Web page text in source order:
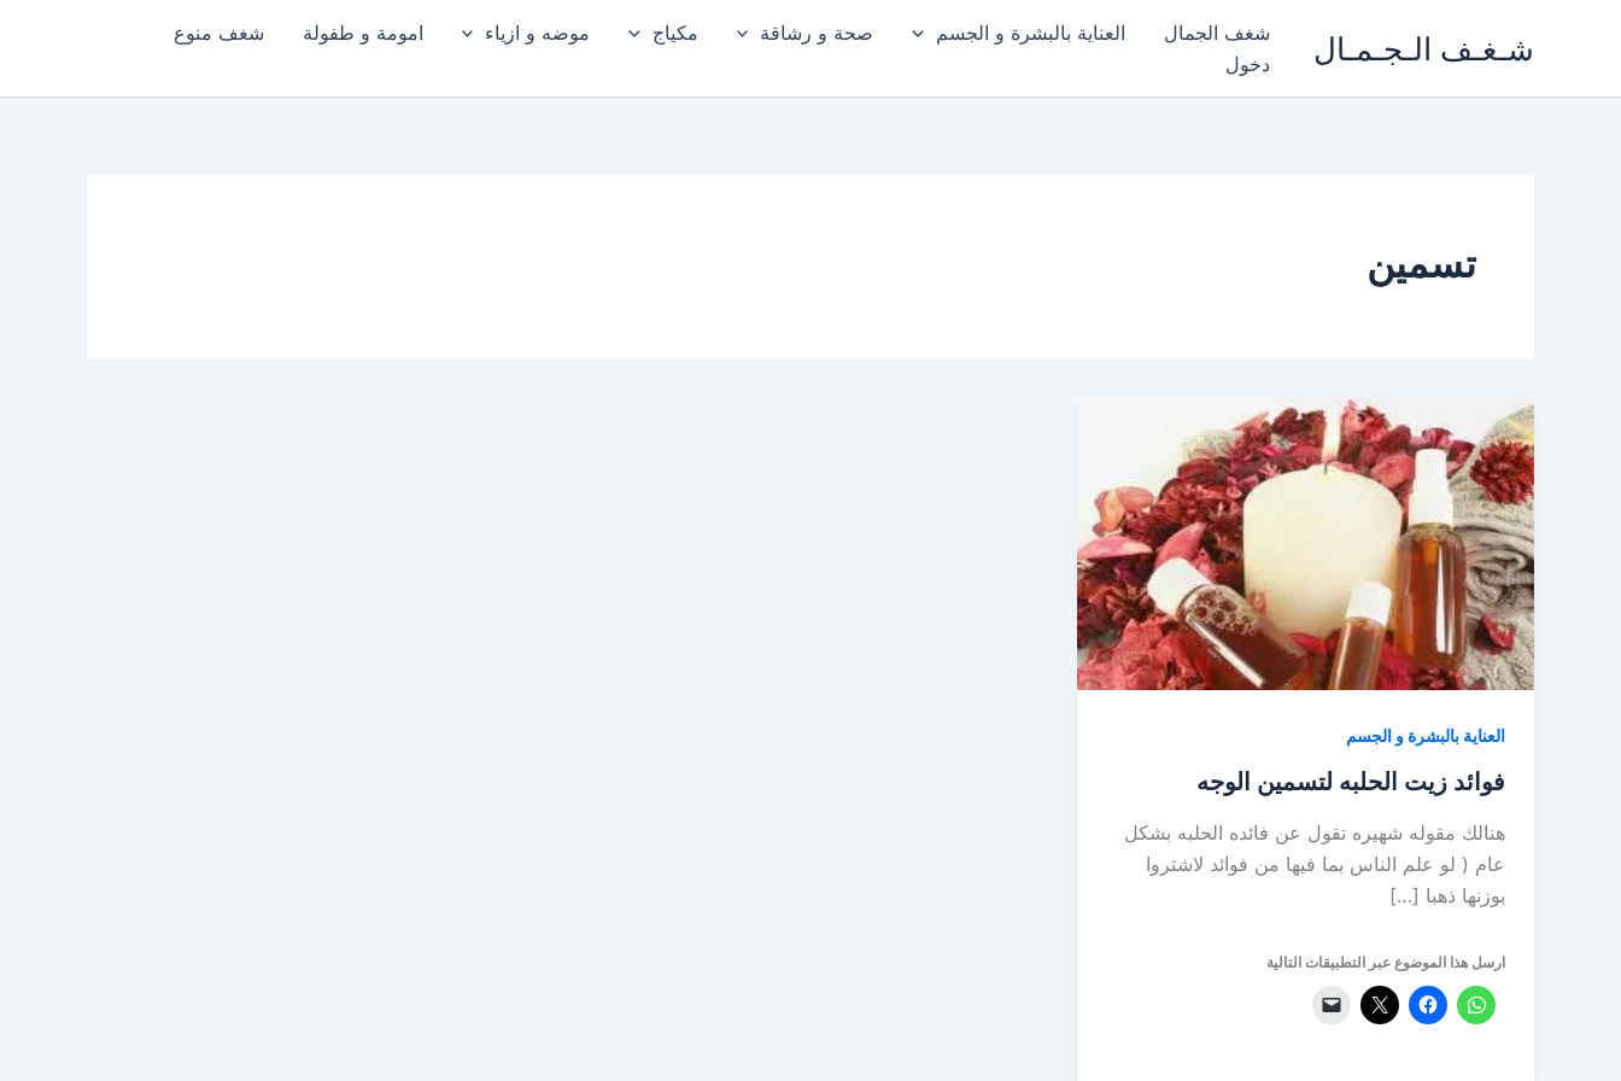
شـغـف الـجـمـال شغف الجمال العناية بالبشرة و الجسم صحة و رشاقة مكياج موضه و ازياء امومة و طفولة
شغف منوع
دخول
تسمين
العناية بالبشرة و الجسم
فوائد زيت الحلبه لتسمين الوجه
هنالك مقوله شهيره تقول عن فائده الحلبه بشكل
عام ( لو علم الناس بما فيها من فوائد لاشتروا
بوزنها ذهبا […]
ارسل هذا الموضوع عبر التطبيقات التالية